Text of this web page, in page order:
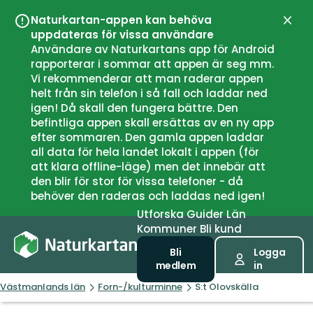
Naturkartan-appen kan behöva
uppdateras för vissa användare
Användare av Naturkartans app för Android
rapporterar i sommar att appen är seg mm.
Vi rekommenderar att man raderar appen
helt från sin telefon i så fall och laddar ned
igen! Då skall den fungera bättre. Den
befintliga appen skall ersättas av en ny app
efter sommaren. Den gamla appen laddar
all data för hela landet lokalt i appen (för
att klara offline-läge) men det innebär att
den blir för stor för vissa telefoner - då
behöver den raderas och laddas ned igen!
UtforskaGuiderLän
Kommuner Bli kund
Bli
medlem
Logga
in
Västmanlands län Forn-/kulturminne S:t Olovskälla